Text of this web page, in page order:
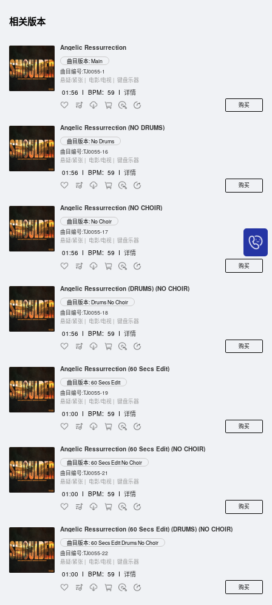
相关版本
Angelic Ressurrection
曲目版本: Main
曲目编号:TJ0055-1
悬疑/紧张 | 电影/电视 | 键盘乐器
01:56 I BPM：59 I 详情
购买
Angelic Ressurrection (NO DRUMS)
曲目版本: No Drums
曲目编号:TJ0055-16
悬疑/紧张 | 电影/电视 | 键盘乐器
01:56 I BPM：59 I 详情
购买
Angelic Ressurrection (NO CHOIR)
曲目版本: No Choir
曲目编号:TJ0055-17
悬疑/紧张 | 电影/电视 | 键盘乐器
01:56 I BPM：59 I 详情
购买
Angelic Ressurrection (DRUMS) (NO CHOIR)
曲目版本: Drums No Choir
曲目编号:TJ0055-18
悬疑/紧张 | 电影/电视 | 键盘乐器
01:56 I BPM：59 I 详情
购买
Angelic Ressurrection (60 Secs Edit)
曲目版本: 60 Secs Edit
曲目编号:TJ0055-19
悬疑/紧张 | 电影/电视 | 键盘乐器
01:00 I BPM：59 I 详情
购买
Angelic Ressurrection (60 Secs Edit) (NO CHOIR)
曲目版本: 60 Secs Edit No Choir
曲目编号:TJ0055-21
悬疑/紧张 | 电影/电视 | 键盘乐器
01:00 I BPM：59 I 详情
购买
Angelic Ressurrection (60 Secs Edit) (DRUMS) (NO CHOIR)
曲目版本: 60 Secs Edit Drums No Choir
曲目编号:TJ0055-22
悬疑/紧张 | 电影/电视 | 键盘乐器
01:00 I BPM：59 I 详情
购买